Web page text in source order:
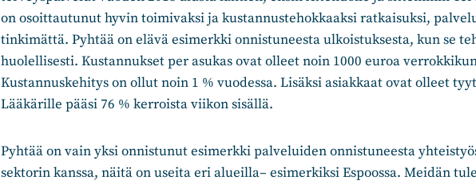
on osoittautunut hyvin toimivaksi ja kustannustehokkaaksi ratkaisuksi,
tinkimättä. Pyhtää on elävä esimerkki onnistuneesta ulkoistuksesta, kun se
huolellisesti. Kustannukset per asukas ovat olleet noin 1000 euroa
Kustannuskehitys on ollut noin 1 % vuodessa. Lisäksi asiakkaat ovat olleet
Lääkärille pääsi 76 % kerroista viikon sisällä.
Pyhtää on vain yksi onnistunut esimerkki palveluiden onnistuneesta
sektorin kanssa, näitä on useita eri alueilla– esimerkiksi Espoossa. Meidän